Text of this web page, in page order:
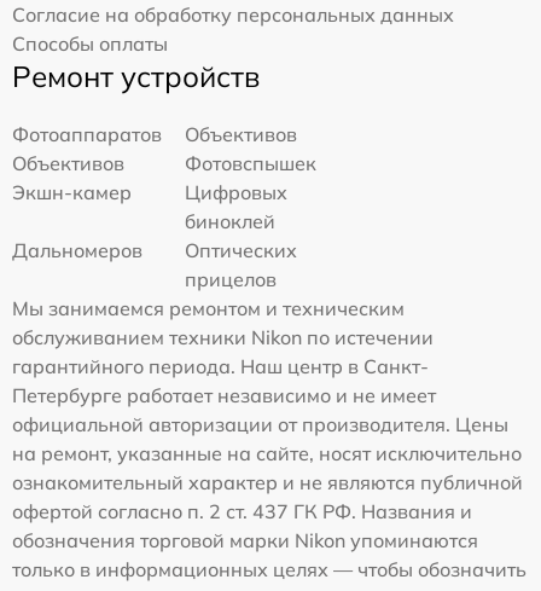
Согласие на обработку персональных данных
Способы оплаты
Ремонт устройств
Фотоаппаратов
Объективов
Объективов
Фотовспышек
Экшн-камер
Цифровых
биноклей
Дальномеров
Оптических
прицелов
Мы занимаемся ремонтом и техническим
обслуживанием техники Nikon по истечении
гарантийного периода. Наш центр в Санкт-
Петербурге работает независимо и не имеет
официальной авторизации от производителя. Цены
на ремонт, указанные на сайте, носят исключительно
ознакомительный характер и не являются публичной
офертой согласно п. 2 ст. 437 ГК РФ. Названия и
обозначения торговой марки Nikon упоминаются
только в информационных целях — чтобы обозначить